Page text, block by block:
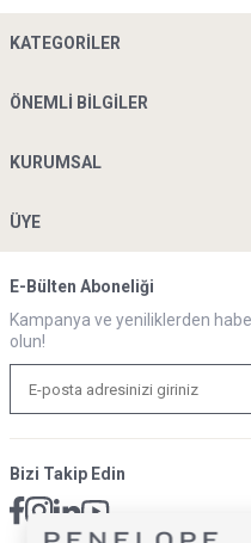
KATEGORILER
ÖNEMLI BILGILER
KURUMSAL
ÜYE
E-Bülten Aboneliği
Kampanya ve yeniliklerden
olun!
Bizi Takip Edin